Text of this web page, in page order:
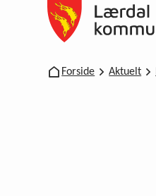
Du er her:
Forside Aktuelt